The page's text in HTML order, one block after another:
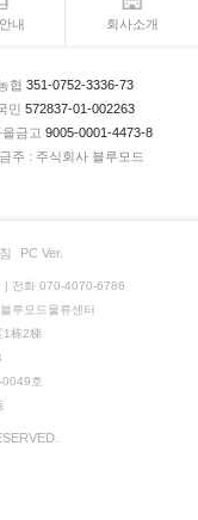
내 회사소개
협 351-0752-3336-73
민 572837-01-002263
금고 9005-0001-4473-8
주 : 주식회사 블루모드
PC Ver.
| 전화 070-4070-6786
루모드물류센터
1栋2梯
0049호